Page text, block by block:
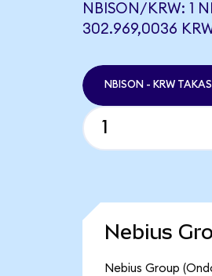
NBISON/KRW: 1
302.969,0036
NBISON - KRW
Nebius
Nebius Group